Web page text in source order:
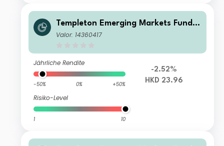
Templeton Emerging Markets Fund A
(acc)HKD
Valor: 14360417
Jährliche Rendite
-50% 0% +50%
Risiko-Level
1 10
-2.52%
HKD 23.96